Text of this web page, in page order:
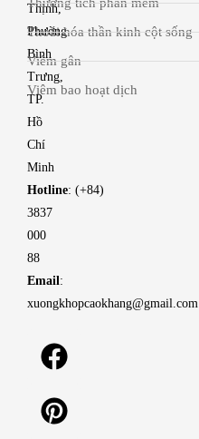
Thịnh,
Phường
Bình
Trưng,
TP.
Hồ
Chí
Minh
Hotline: (+84)
3837
000
88
Email:
xuongkhopcaokhang@gmail.com
Thoái hóa thần kinh cột sống
Viêm gân
Viêm bao hoạt dịch